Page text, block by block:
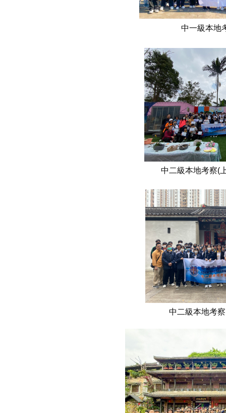
中一級本地
中二級本地考察(
中二級本地考